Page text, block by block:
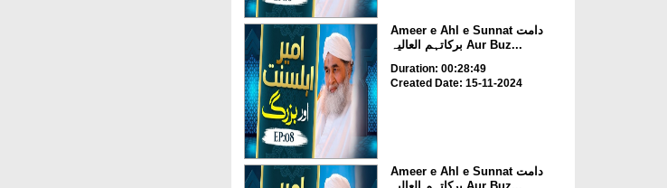
Ameer e Ahl e Sunnat دامت
برکاتہم العالیہ Aur Buz...
Duration: 00:28:49
Created Date: 15-11-2024
Ameer e Ahl e Sunnat دامت